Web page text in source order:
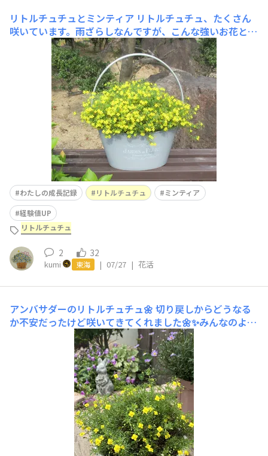
リトルチュチュとミンティア リトルチュチュ、たくさん
咲いています。雨ざらしなんですが、こんな強いお花とは
知りませんでした。数年前に育て時はすぐに枯らしてしま
いました(^_^;)6月29日​https://sunsungarden.jp/annou
ncements/nadpoecjcm53d6fj​2年目のミンティア。咲い
わたしの成長記録 リトルチュチュ
ミンティア
経験値UP
リトルチュチュ
2 32
kumi 東海 | 07/27 | 花活
アンバサダーのリトルチュチュ🌼 切り戻しからどうなる
か不安だったけど咲いてきてくれました🌼✨みんなのよう
にモリモリと咲かせるにはどうしたらいいのかな？中が茶
色くなってるから何かするのも怖い気もする😨わかる方
いたら教えてください🙏💕6月30日の様子です中の方は茶
色く枯れたようになっています😢